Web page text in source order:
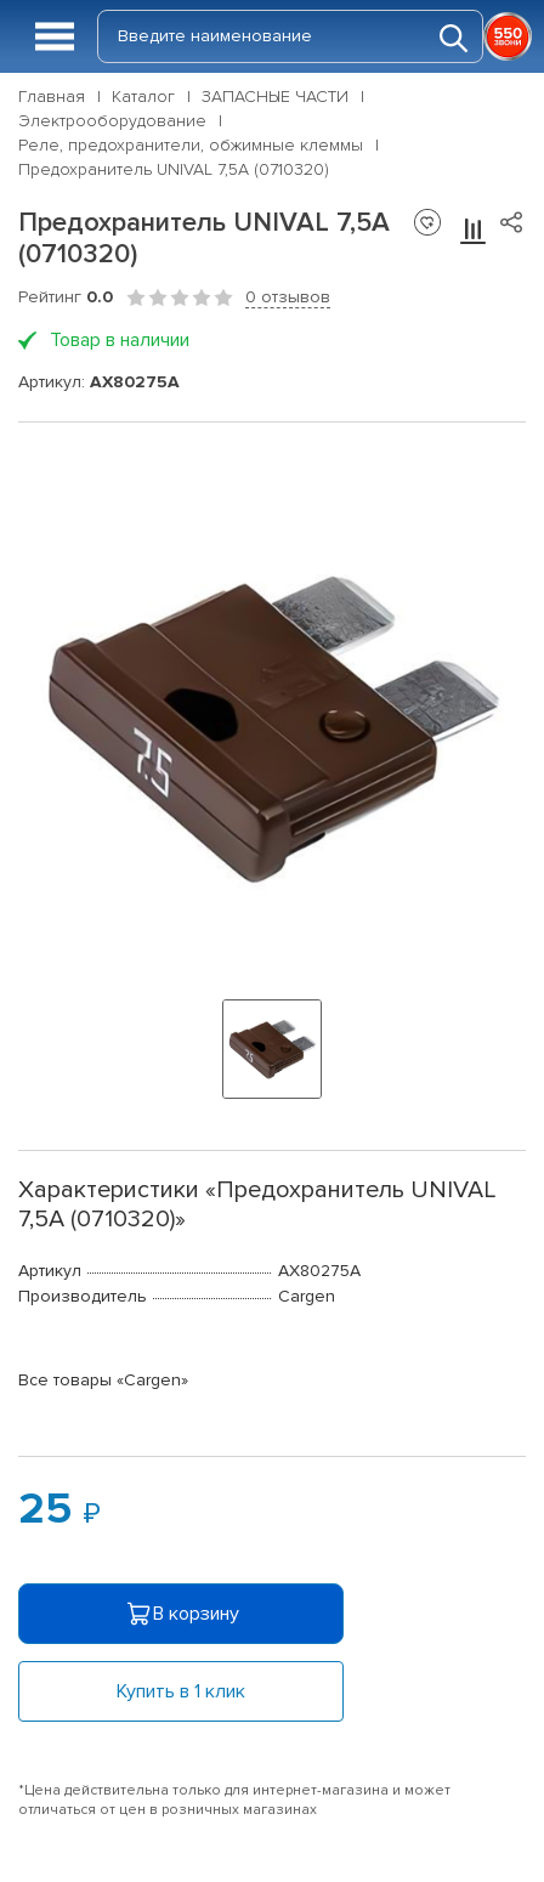
Главная Каталог
ЗАПАСНЫЕ ЧАСТИ
Электрооборудование
Реле, предохранители, обжимные клеммы
Предохранитель UNIVAL 7,5A (0710320)
Предохранитель UNIVAL 7,5A
(0710320)
Рейтинг 0.0 0 отзывов
Товар в наличии
Артикул: AX80275A
Характеристики «Предохранитель UNIVAL
7,5A (0710320)»
Артикул
AX80275A
Производитель
Cargen
Все товары «Cargen»
25
В корзину
Купить в 1 клик
*Цена действительна только для интернет-магазина и может
отличаться от цен в розничных магазинах